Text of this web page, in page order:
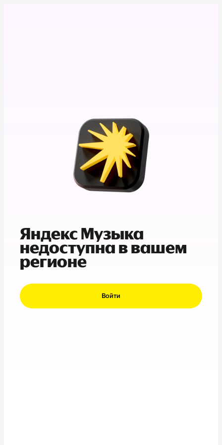
Яндекс Музыка
недоступна в вашем
регионе
Войти